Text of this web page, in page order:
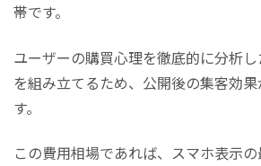
帯です。
ユーザーの購買心理を徹底的に分析
を組み立てるため、公開後の集客効
す。
この費用相場であれば、スマホ表示